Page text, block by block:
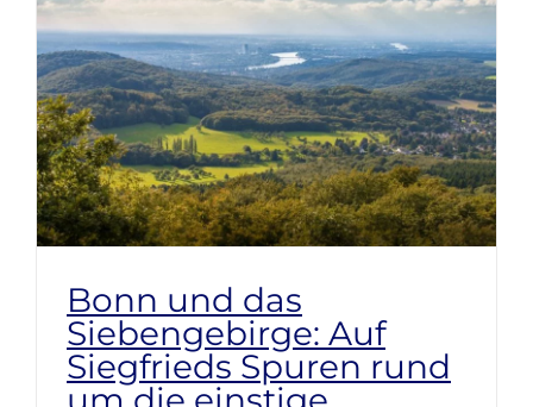
Bonn und das
Siebengebirge: Auf
Siegfrieds Spuren rund